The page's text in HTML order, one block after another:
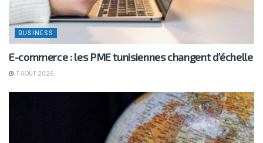
BUSINESS
E-commerce : les PME tunisiennes changent d’échelle
7 AOÛT 2026